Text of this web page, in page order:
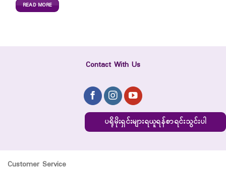
READ MORE
Contact With Us
ပရိုမိုးရှင်းများရယူရန်စာရင်းသွင်းပါ
Customer Service